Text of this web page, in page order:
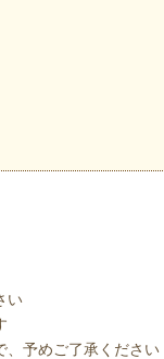
い
、予めご了承ください